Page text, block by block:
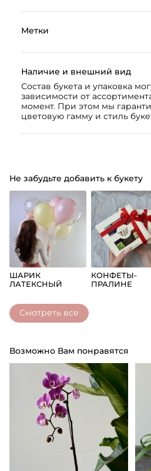
Метки
Наличие и внешний вид
Состав букета и упаковка
зависимости от
момент. При этом мы
цветовую гамму и стиль
Не забудьте добавить к букету
ШАРИК
ЛАТЕКСНЫЙ
КОНФЕТЫ-
ПРАЛИНЕ
Смотреть все
Возможно Вам понравятся